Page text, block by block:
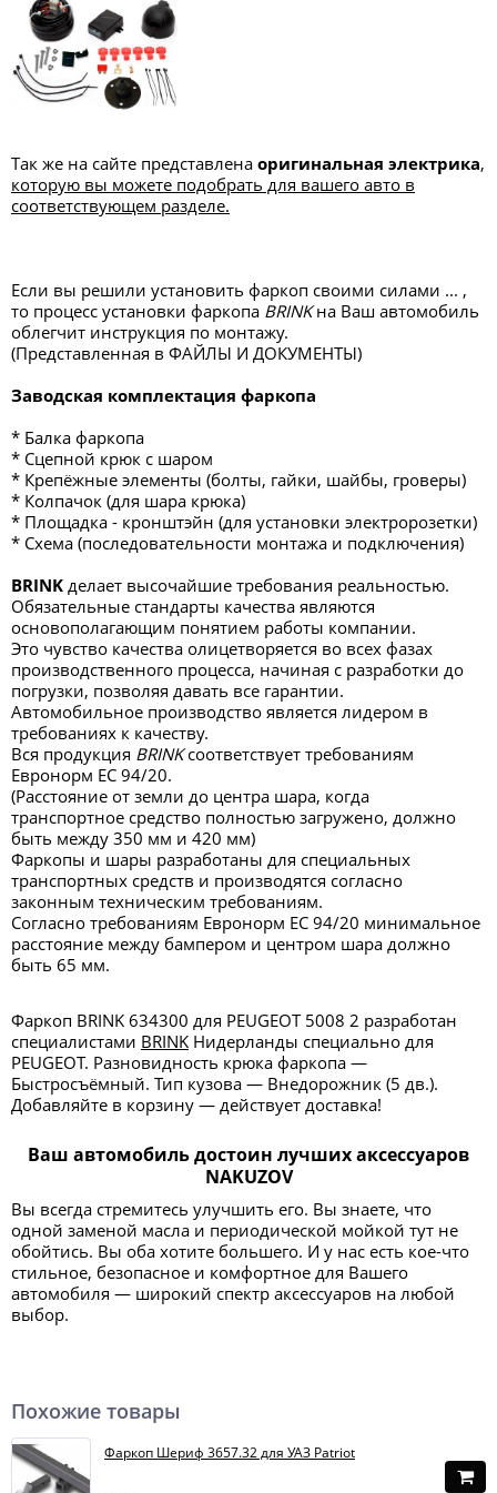
Так же на сайте представлена оригинальная электрика,
которую вы можете подобрать для вашего авто в
соответствующем разделе.
Если вы решили установить фаркоп своими силами ... ,
то процесс установки фаркопа BRINKна Ваш автомобиль
облегчит инструкция по монтажу.
(Представленная в ФАЙЛЫ И ДОКУМЕНТЫ)
Заводская комплектация фаркопа
* Балка фаркопа
* Сцепной крюк с шаром
* Крепёжные элементы (болты, гайки, шайбы, гроверы)
* Колпачок (для шара крюка)
* Площадка - кронштэйн (для установки электророзетки)
* Схема (последовательности монтажа и подключения)
BRINK делает высочайшие требования реальностью.
Обязательные стандарты качества являются
основополагающим понятием работы компании.
Это чувство качества олицетворяется во всех фазах
производственного процесса, начиная с разработки до
погрузки, позволяя давать все гарантии.
Автомобильное производство является лидером в
требованиях к качеству.
Вся продукция BRINKсоответствует требованиям
Евронорм ЕС 94/20.
(Расстояние от земли до центра шара, когда
транспортное средство полностью загружено, должно
быть между 350 мм и 420 мм)
Фаркопы и шары разработаны для специальных
транспортных средств и производятся согласно
законным техническим требованиям.
Согласно требованиям Евронорм ЕС 94/20 минимальное
расстояние между бампером и центром шара должно
быть 65 мм.
Фаркоп BRINK 634300 для PEUGEOT 5008 2 разработан
специалистами BRINK Нидерланды специально для
PEUGEOT. Разновидность крюка фаркопа —
Быстросъёмный. Тип кузова — Внедорожник (5 дв.).
Добавляйте в корзину — действует доставка!
Ваш автомобиль достоин лучших аксессуаров
NAKUZOV
Вы всегда стремитесь улучшить его. Вы знаете, что
одной заменой масла и периодической мойкой тут не
обойтись. Вы оба хотите большего. И у нас есть кое-что
стильное, безопасное и комфортное для Вашего
автомобиля — широкий спектр аксессуаров на любой
выбор.
Похожие товары
Фаркоп Шериф 3657.32 для УАЗ Patriot